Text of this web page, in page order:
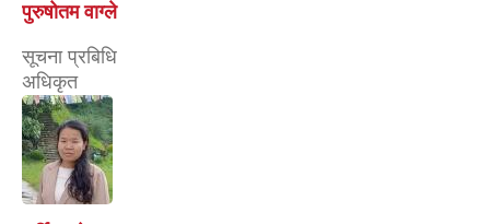
शर्मिला मोक्तान
सूचना अधिकारी